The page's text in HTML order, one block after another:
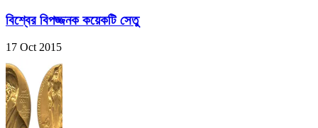
বিশ্বের বিপজ্জনক কয়েকটি সেতু
17 Oct 2015